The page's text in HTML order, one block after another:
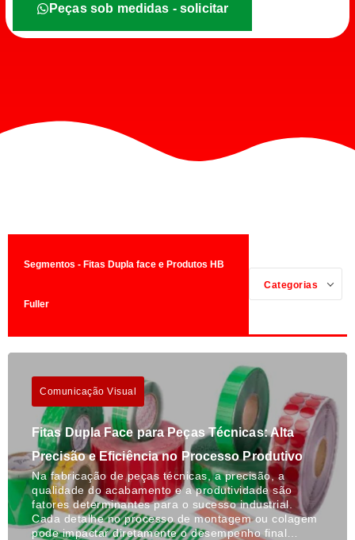
Peças sob medidas - solicitar
Segmentos - Fitas Dupla face e Produtos HB
Fuller
Categorias
Comunicação Visual
Fitas Dupla Face para Peças Técnicas: Alta
Precisão e Eficiência no Processo Produtivo
Na fabricação de peças técnicas, a precisão, a
qualidade do acabamento e a produtividade são
fatores determinantes para o sucesso industrial.
Cada detalhe no processo de montagem ou colagem
pode impactar diretamente o desempenho final…